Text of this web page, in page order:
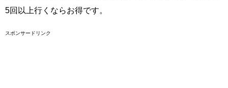
5回以上行くならお得です。
スポンサードリンク